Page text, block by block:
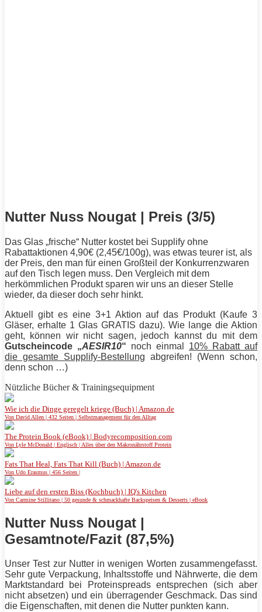
Nutter Nuss Nougat | Preis (3/5)
Das Glas „frische“ Nutter kostet bei Supplify ohne
Rabattaktionen 4,90€ (2,45€/100g), was etwas teurer ist, als
der Preis, den man für einen Großteil der Konkurrenzwaren
auf den Tisch legen muss. Den Vergleich mit dem
herkömmlichen Produkt sparen wir uns an dieser Stelle
wieder, da dieser doch sehr hinkt.
Aktuell gibt es eine 3+1 Aktion auf das Produkt (Kaufe 3
Gläser, erhalte 1 Glas GRATIS dazu). Wie lange die Aktion
geht, können wir nicht sagen, jedoch kannst du mit dem
Gutscheincode „AESIR10“ noch einmal 10% Rabatt auf
die gesamte Supplify-Bestellung abgreifen! (Wenn schon,
denn schon …)
Nützliche Bücher & Trainingsequipment
Wie ich die Dinge geregelt kriege (Buch) | Amazon.de
Von David Allen | 432 Seiten | Selbstmanagement für den Alltag
The Protein Book (eBook) | Bodyrecomposition.com
Von Lyle McDonald | Englisch | Alles über den Makronährstoff Protein
Fats That Heal, Fats That Kill (Buch) | Amazon.de
Von Udo Erasmus | 456 Seiten |
Liebe auf den ersten Biss (Kochbuch) | IQ's Kitchen
Von Carmine Stillitano | 50 gesunde & schmackhafte Backspeisen & Desserts | eBook
Nutter Nuss Nougat |
Gesamtnote/Fazit (87,5%)
Unser Test zur Nutter in wenigen Worten zusammengefasst.
Sehr gute Verpackung, Inhaltsstoffe und Nährwerte, die dem
Marktstandard bei Proteinspreads entsprechen (sich aber
nicht absetzen) und ein überragender Geschmack. Das sind
die Eigenschaften, mit denen die Nutter punkten kann.